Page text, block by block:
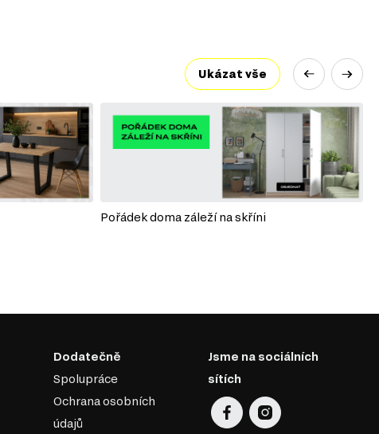
Ukázat vše
Pořádek doma záleží na skříni
Dodatečně
Spolupráce
Ochrana osobních
údajů
Jsme na sociálních
sítích